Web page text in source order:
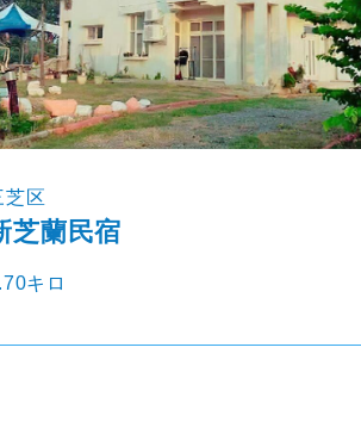
芝区
芝蘭民宿
キロ